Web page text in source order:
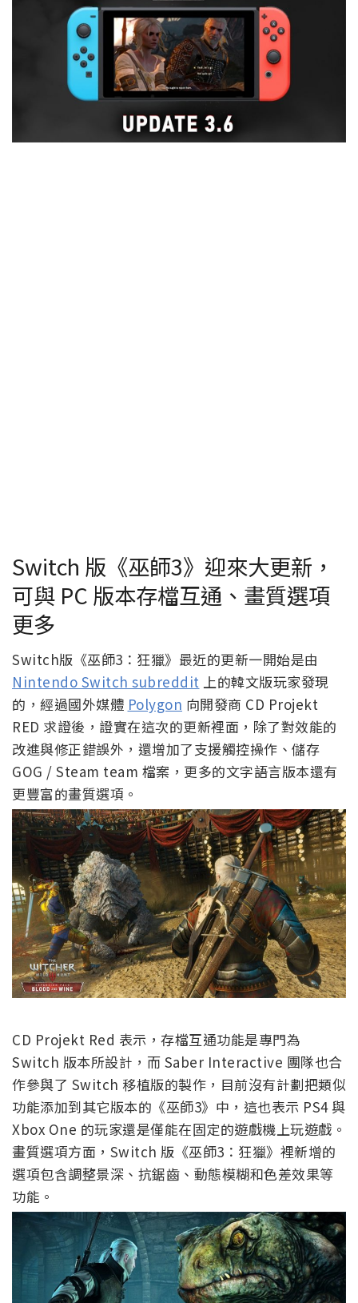
Switch 版《巫師3》迎來大更新，
可與 PC 版本存檔互通、畫質選項
更多
Switch版《巫師3：狂獵》最近的更新一開始是由
Nintendo Switch subreddit 上的韓文版玩家發現
的，經過國外媒體 Polygon 向開發商 CD Projekt
RED 求證後，證實在這次的更新裡面，除了對效能的
改進與修正錯誤外，還增加了支援觸控操作、儲存
GOG / Steam team 檔案，更多的文字語言版本還有
更豐富的畫質選項。
CD Projekt Red 表示，存檔互通功能是專門為
Switch 版本所設計，而 Saber Interactive 團隊也合
作參與了 Switch 移植版的製作，目前沒有計劃把類似
功能添加到其它版本的《巫師3》中，這也表示 PS4 與
Xbox One 的玩家還是僅能在固定的遊戲機上玩遊戲。
畫質選項方面，Switch 版《巫師3：狂獵》裡新增的
選項包含調整景深、抗鋸齒、動態模糊和色差效果等
功能。